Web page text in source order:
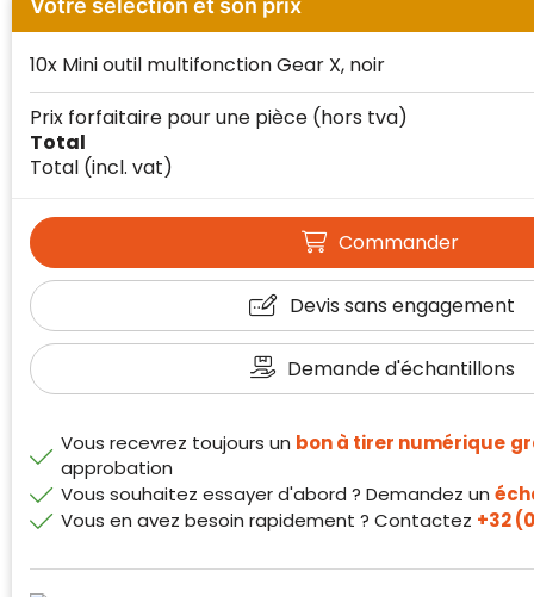
Votre sélection et son prix
10x Mini outil multifonction Gear X, noir
Total
Total (incl. vat)
Prix forfaitaire pour une pièce (hors tva)
Commander
Devis sans engagement
Demande d'échantillons
Vous recevrez toujours un bon à tirer numérique
approbation
Vous souhaitez essayer d'abord ? Demandez un
Vous en avez besoin rapidement ? Contactez +32
Klantenbeoordelingen laten zien hoe een
website in het algemeen aan de behoeften
Trustindex werkt samen met 137
websitebezoekers toegang te geven tot
echte, geverifieerde beoordelingen op één
plaats.
Alleen beoordelingen die voldoen aan de
Trustindex meet voortdurend de
klanttevredenheid op basis van
beoordelingen. Minder dan 1% van de
ondervraagde klanten meldde een